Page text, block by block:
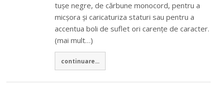
tușe negre, de cărbune monocord, pentru a
micșora și caricaturiza staturi sau pentru a
accentua boli de suflet ori carențe de caracter.
(mai mult…)
continuare...